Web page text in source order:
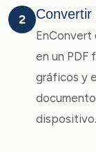
2
EnConvert
en un PDF
gráficos y
dispositivo.